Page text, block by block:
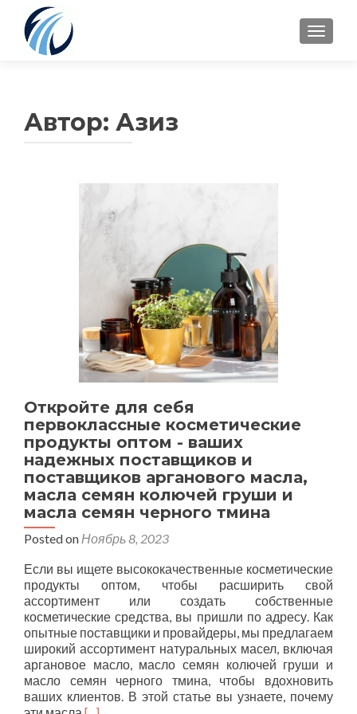
Автор: Азиз
Откройте для себя
первоклассные косметические
продукты оптом - ваших
надежных поставщиков и
поставщиков арганового масла,
масла семян колючей груши и
масла семян черного тмина
Posted onНоябрь 8, 2023
Если вы ищете высококачественные косметические
продукты оптом, чтобы расширить свой
ассортимент или создать собственные
косметические средства, вы пришли по адресу. Как
опытные поставщики и провайдеры, мы предлагаем
широкий ассортимент натуральных масел, включая
аргановое масло, масло семян колючей груши и
масло семян черного тмина, чтобы вдохновить
ваших клиентов. В этой статье вы узнаете, почему